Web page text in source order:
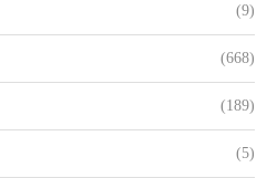
(9)
(668)
(189)
(5)